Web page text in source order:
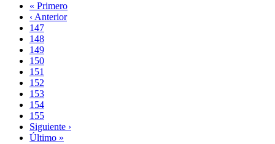
Paginación
Primera
página
« Primero
Página
anterior
‹ Anterior
Page
147
Page
148
Page
149
Page
150
Página
actual
151
Page
152
Page
153
Page
154
Page
155
Siguiente
página
Siguiente ›
Última
Último »